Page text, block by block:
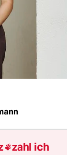
zehnten Mal
zahl ich